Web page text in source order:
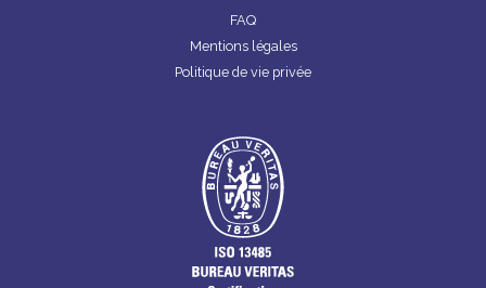
FAQ
Mentions légales
Politique de vie privée